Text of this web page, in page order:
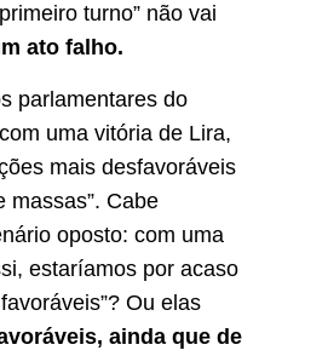
turno” não vai
ato falho.
parlamentares do
uma vitória de Lira,
mais desfavoráveis
massas”. Cabe
oposto: com uma
estaríamos por acaso
Ou elas
ainda que de